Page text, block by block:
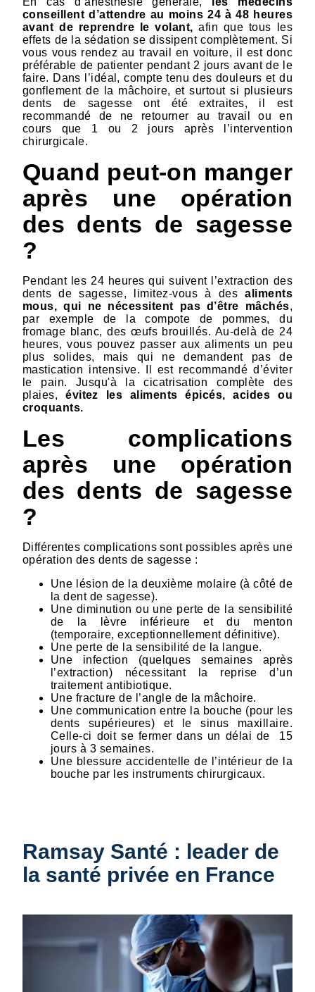
conseillent d’attendre au moins 24 à 48 heures
avant de reprendre le volant, afin que tous les
effets de la sédation se dissipent complètement. Si
vous vous rendez au travail en voiture, il est donc
préférable de patienter pendant 2 jours avant de le
faire. Dans l’idéal, compte tenu des douleurs et du
gonflement de la mâchoire, et surtout si plusieurs
dents de sagesse ont été extraites, il est
recommandé de ne retourner au travail ou en
cours que 1 ou 2 jours après l’intervention
chirurgicale.
Quand peut-on manger
après une opération
des dents de sagesse
?
Pendant les 24 heures qui suivent l’extraction des
dents de sagesse, limitez-vous à desaliments
mous, qui ne nécessitent pas d’être mâchés,
par exemple de la compote de pommes, du
fromage blanc, des œufs brouillés. Au-delà de 24
heures, vous pouvez passer aux aliments un peu
plus solides, mais qui ne demandent pas de
mastication intensive. Il est recommandé d’éviter
le pain. Jusqu'à la cicatrisation complète des
plaies,évitez les aliments épicés, acides ou
croquants.
Les complications
après une opération
des dents de sagesse
?
Différentes complications sont possibles après une
opération des dents de sagesse :
Une lésion de la deuxième molaire (à côté de
la dent de sagesse).
Une diminution ou une perte de la sensibilité
de la lèvre inférieure et du menton
(temporaire, exceptionnellement définitive).
Une perte de la sensibilité de la langue.
Une infection (quelques semaines après
l’extraction) nécessitant la reprise d’un
traitement antibiotique.
Une fracture de l’angle de la mâchoire.
Une communication entre la bouche (pour les
dents supérieures) et le sinus maxillaire.
Celle-ci doit se fermer dans un délai de 15
jours à 3 semaines.
Une blessure accidentelle de l’intérieur de la
bouche par les instruments chirurgicaux.
Ramsay Santé : leader de
la santé privée en France